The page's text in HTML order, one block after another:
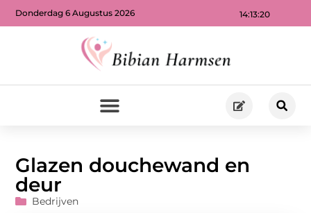
14:13:21
Donderdag 6 Augustus 2026
Glazen douchewand en
deur
Bedrijven